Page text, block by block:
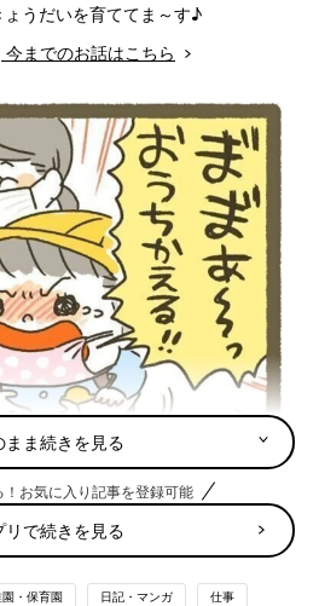
うだいを育ててま～す♪
までのお話はこちら
まま続きを見る
お気に入り記事を登録可能
リで続きを見る
・保育園 日記・マンガ 仕事